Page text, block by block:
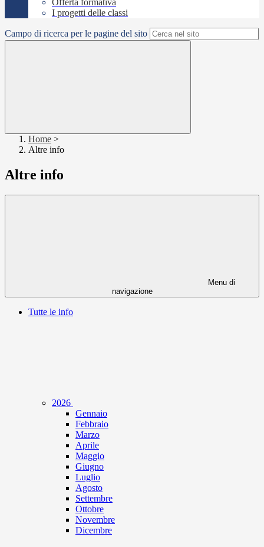
Offerta formativa
I progetti delle classi
Campo di ricerca per le pagine del sito
Home >
Altre info
Altre info
Menu di
navigazione
Tutte le info
2026
Gennaio
Febbraio
Marzo
Aprile
Maggio
Giugno
Luglio
Agosto
Settembre
Ottobre
Novembre
Dicembre